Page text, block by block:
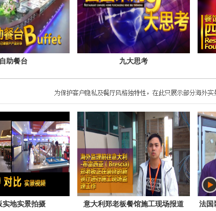
自助餐台 九大思考
实地实景拍摄 意大利郑老板餐馆施工现场报道 法国